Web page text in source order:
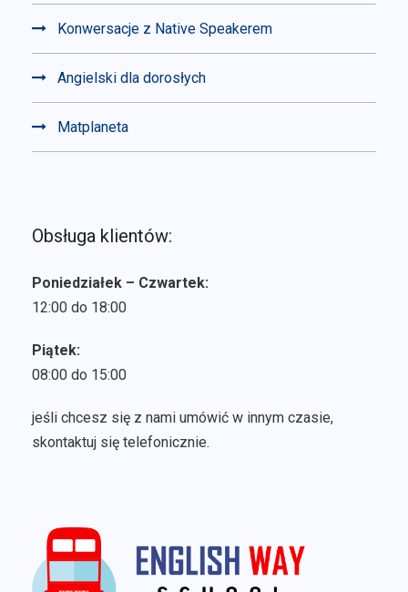
Konwersacje z Native Speakerem
Angielski dla dorosłych
Matplaneta
Obsługa klientów:
Poniedziałek – Czwartek:
12:00 do 18:00
Piątek:
08:00 do 15:00
jeśli chcesz się z nami umówić w innym czasie,
skontaktuj się telefonicznie.